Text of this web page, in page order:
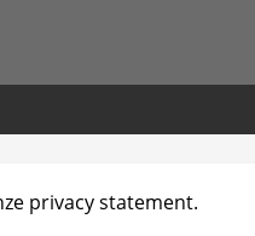
privacy statement.